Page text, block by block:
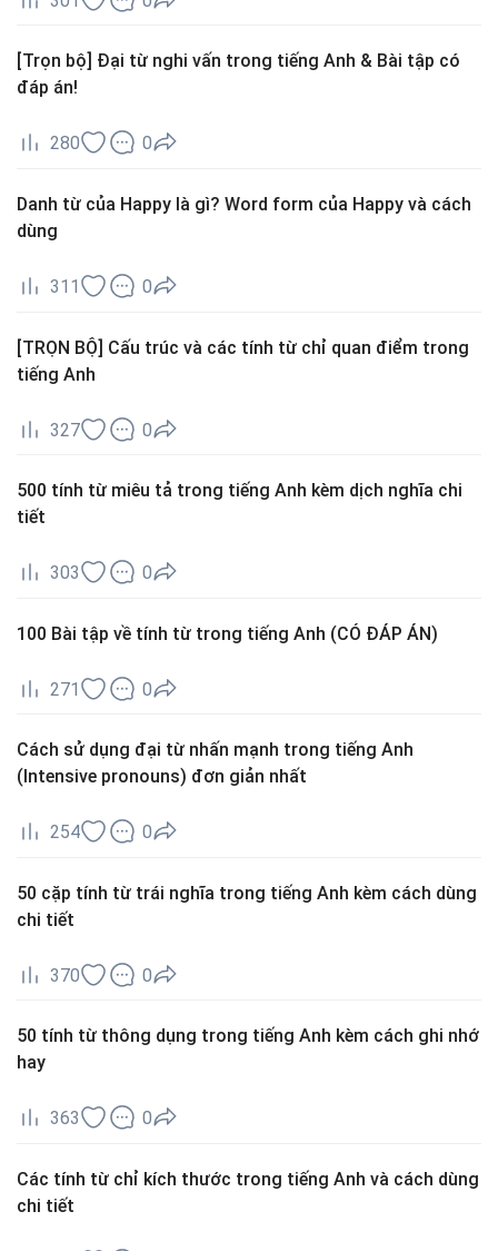
[Trọn bộ] Đại từ nghi vấn trong tiếng Anh & Bài tập có
đáp án!
280 0
Danh từ của Happy là gì? Word form của Happy và cách
dùng
311 0
[TRỌN BỘ] Cấu trúc và các tính từ chỉ quan điểm trong
tiếng Anh
327 0
500 tính từ miêu tả trong tiếng Anh kèm dịch nghĩa chi
tiết
303 0
100 Bài tập về tính từ trong tiếng Anh (CÓ ĐÁP ÁN)
271 0
Cách sử dụng đại từ nhấn mạnh trong tiếng Anh
(Intensive pronouns) đơn giản nhất
254 0
50 cặp tính từ trái nghĩa trong tiếng Anh kèm cách dùng
chi tiết
370 0
50 tính từ thông dụng trong tiếng Anh kèm cách ghi nhớ
hay
363 0
Các tính từ chỉ kích thước trong tiếng Anh và cách dùng
chi tiết